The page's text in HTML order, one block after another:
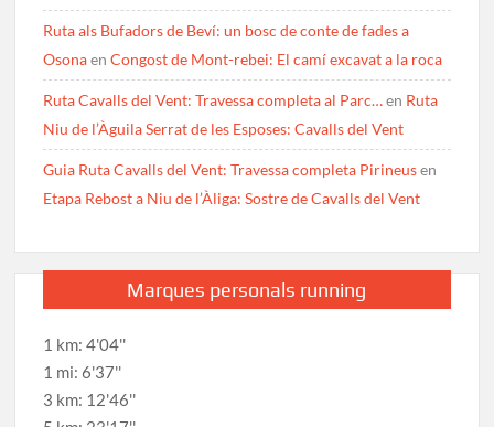
Ruta als Bufadors de Beví: un bosc de conte de fades a
OsonaenCongost de Mont-rebei: El camí excavat a la roca
Ruta Cavalls del Vent: Travessa completa al Parc…en Ruta
Niu de l’Àguila Serrat de les Esposes: Cavalls del Vent
Guia Ruta Cavalls del Vent: Travessa completa Pirineusen
Etapa Rebost a Niu de l’Àliga: Sostre de Cavalls del Vent
Marques personals running
1 km: 4'04''
1 mi: 6'37''
3 km: 12'46''